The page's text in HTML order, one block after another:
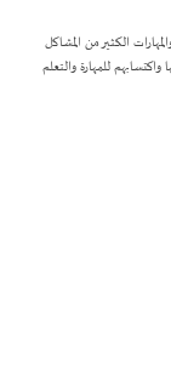
الكثير من المشاكل
للمهارة والتعلم